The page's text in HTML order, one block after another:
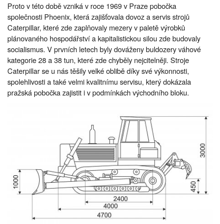
Proto v této době vzniká v roce 1969 v Praze pobočka
společnosti Phoenix, která zajišťovala dovoz a servis strojů
Caterpillar, které zde zaplňovaly mezery v paletě výrobků
plánovaného hospodářství a kapitalistickou silou zde budovaly
socialismus. V prvních letech byly dováženy buldozery váhové
kategorie 28 a 38 tun, které zde chyběly nejcitelněji. Stroje
Caterpillar se u nás těšily velké oblibě díky své výkonnosti,
spolehlivosti a také velmi kvalitnímu servisu, který dokázala
pražská pobočka zajistit i v podmínkách východního bloku.